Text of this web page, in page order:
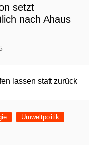
setzt
nach Ahaus
Umweltpolitik